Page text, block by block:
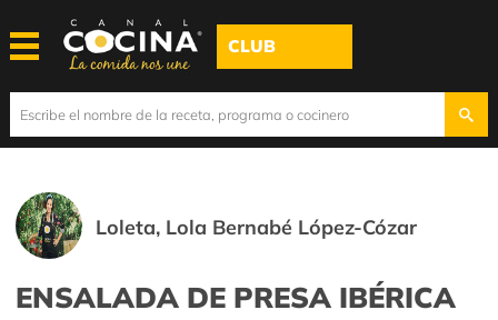
CLUB
Loleta, Lola Bernabé López-Cózar
ENSALADA DE PRESA IBÉRICA